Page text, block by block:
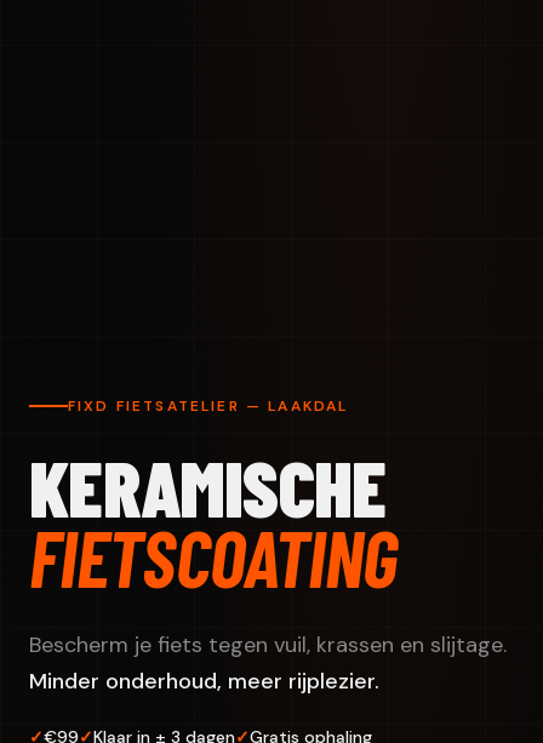
FIXD FIETSATELIER — LAAKDAL
KERAMISCHE
FIETSCOATING
Bescherm je fiets tegen vuil, krassen en slijtage.
Minder onderhoud, meer rijplezier.
€99 Klaar in ± 3 dagen Gratis ophaling